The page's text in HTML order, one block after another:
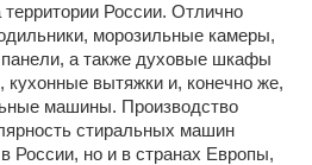
России. Отлично
морозильные камеры,
а также духовые шкафы
кухонные вытяжки и, конечно же,
машины. Производство
стиральных машин
России, но и в странах Европы,